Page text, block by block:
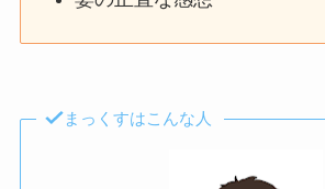
まっくすはこんな人